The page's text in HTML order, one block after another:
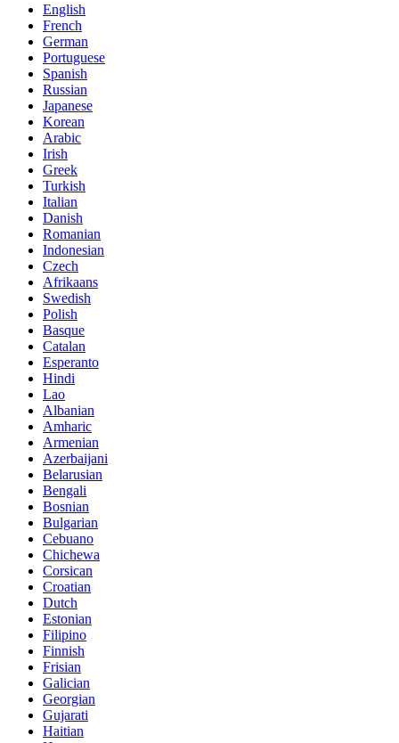
English
French
German
Portuguese
Spanish
Russian
Japanese
Korean
Arabic
Irish
Greek
Turkish
Italian
Danish
Romanian
Indonesian
Czech
Afrikaans
Swedish
Polish
Basque
Catalan
Esperanto
Hindi
Lao
Albanian
Amharic
Armenian
Azerbaijani
Belarusian
Bengali
Bosnian
Bulgarian
Cebuano
Chichewa
Corsican
Croatian
Dutch
Estonian
Filipino
Finnish
Frisian
Galician
Georgian
Gujarati
Haitian